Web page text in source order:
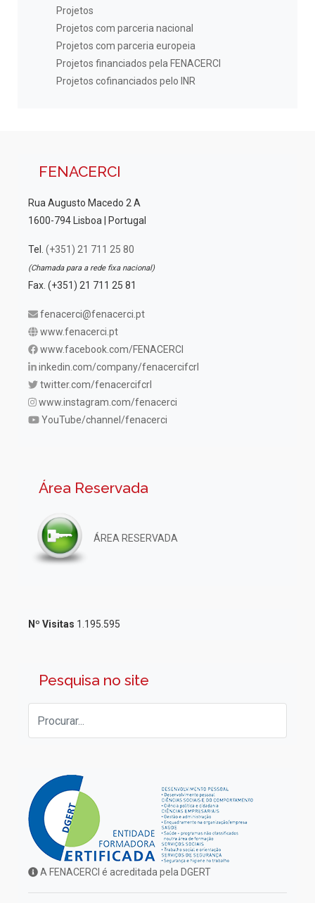
Projetos
Projetos com parceria nacional
Projetos com parceria europeia
Projetos financiados pela FENACERCI
Projetos cofinanciados pelo INR
FENACERCI
Rua Augusto Macedo 2 A
1600-794 Lisboa | Portugal
Tel. (+351) 21 711 25 80
(Chamada para a rede fixa nacional)
Fax. (+351) 21 711 25 81
fenacerci@fenacerci.pt
www.fenacerci.pt
www.facebook.com/FENACERCI
inkedin.com/company/fenacercifcrl
twitter.com/fenacercifcrl
www.instagram.com/fenacerci
YouTube/channel/fenacerci
Área Reservada
ÁREA RESERVADA
Nº Visitas 1.195.595
Pesquisa no site
A FENACERCI é acreditada pela DGERT